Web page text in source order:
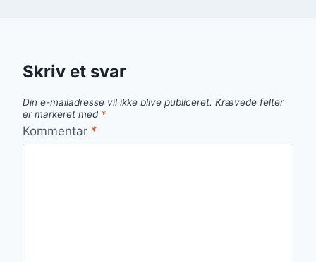
Skriv et svar
Din e-mailadresse vil ikke blive publiceret. Krævede felter
er markeret med *
Kommentar *